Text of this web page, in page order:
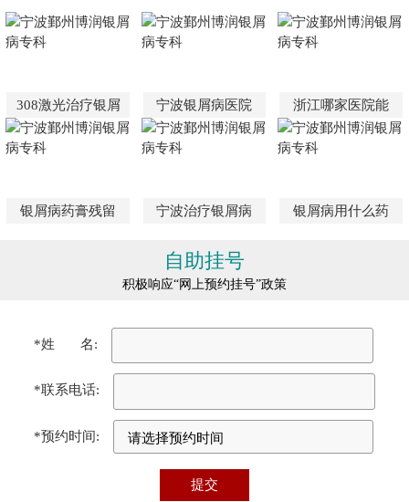
308激光治疗银屑 宁波银屑病医院 浙江哪家医院能
银屑病药膏残留 宁波治疗银屑病 银屑病用什么药
自助挂号
积极响应“网上预约挂号”政策
*姓 名:
*联系电话:
*预约时间: